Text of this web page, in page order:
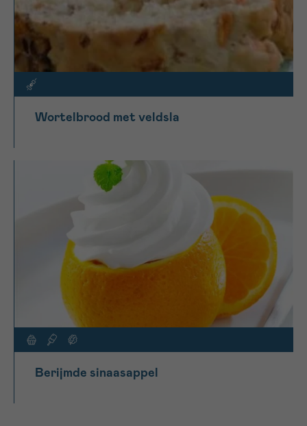
Wortelbrood met veldsla
Berijmde sinaasappel